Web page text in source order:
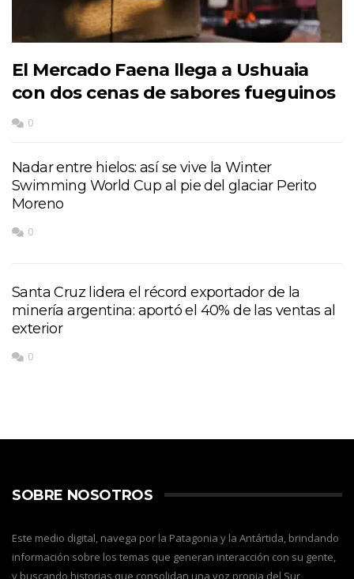
El Mercado Faena llega a Ushuaia
con dos cenas de sabores fueguinos
0
Nadar entre hielos: así se vive la Winter
Swimming World Cup al pie del glaciar Perito
Moreno
0
Santa Cruz lidera el récord exportador de la
minería argentina: aportó el 40% de las ventas al
exterior
0
SOBRE NOSOTROS
Este medio digital, navega por la Patagonia y la Antártida, brindando
información sobre los temas que generan interacción con su gente,
y buscando historias que consolidan una voz propia del Sur,